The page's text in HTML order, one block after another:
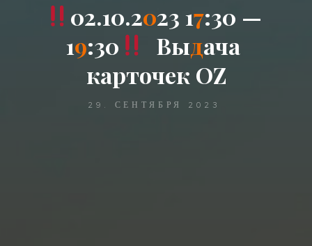
02.10.2023 17:30 —
19:30 Выдача
карточек OZ
29. СЕНТЯБРЯ 2023